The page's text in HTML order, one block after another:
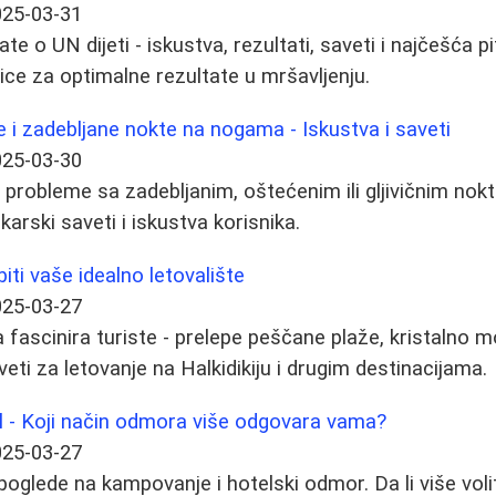
03-31
o UN dijeti - iskustva, rezultati, saveti i najčešća
za optimalne rezultate u mršavljenju.
i zadebljane nokte na nogama - Iskustva i saveti
03-30
sa zadebljanim, oštećenim ili gljivičnim
saveti i iskustva korisnika.
vaše idealno letovalište
03-27
fascinira turiste - prelepe peščane plaže, kristalno
za letovanje na Halkidikiju i drugim destinacijama.
- Koji način odmora više odgovara vama?
03-27
na kampovanje i hotelski odmor. Da li više